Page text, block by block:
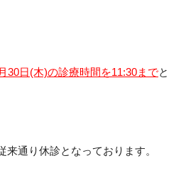
30日(木)の診療時間を11:30までと
通り休診となっております。